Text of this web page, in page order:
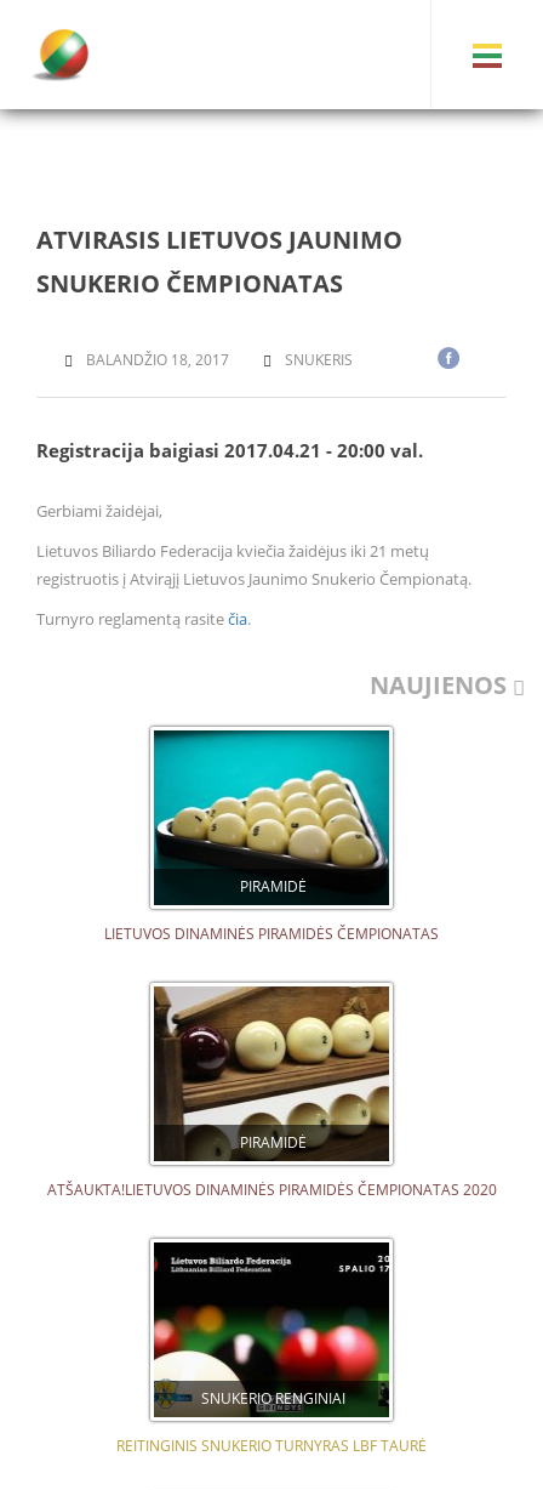
ATVIRASIS LIETUVOS JAUNIMO
SNUKERIO ČEMPIONATAS
BALANDŽIO 18, 2017 SNUKERIS
Registracija baigiasi 2017.04.21 - 20:00 val.
Gerbiami žaidėjai,
Lietuvos Biliardo Federacija kviečia žaidėjus iki 21 metų
registruotis į Atvirąjį Lietuvos Jaunimo Snukerio Čempionatą.
Turnyro reglamentą rasitečia.
NAUJIENOS
PIRAMIDĖ
LIETUVOS DINAMINĖS PIRAMIDĖS ČEMPIONATAS
PIRAMIDĖ
ATŠAUKTA!LIETUVOS DINAMINĖS PIRAMIDĖS ČEMPIONATAS 2020
SNUKERIO RENGINIAI
REITINGINIS SNUKERIO TURNYRAS LBF TAURĖ